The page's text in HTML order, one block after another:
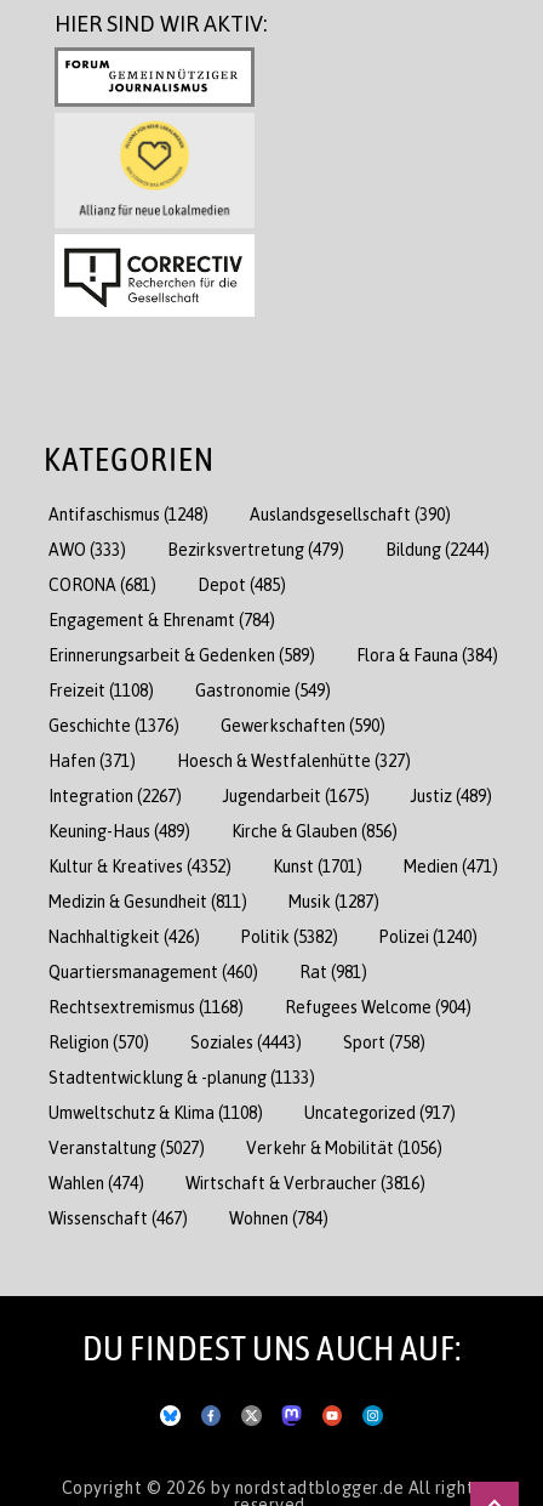
HIER SIND WIR AKTIV:
KATEGORIEN
Antifaschismus (1248) Auslandsgesellschaft (390)
AWO (333) Bezirksvertretung(479) Bildung(2244)
CORONA (681) Depot (485)
Engagement & Ehrenamt (784)
Erinnerungsarbeit & Gedenken (589) Flora & Fauna (384)
Freizeit (1108) Gastronomie (549)
Geschichte (1376) Gewerkschaften (590)
Hafen (371) Hoesch & Westfalenhütte (327)
Integration (2267) Jugendarbeit (1675) Justiz(489)
Keuning-Haus (489) Kirche & Glauben (856)
Kultur & Kreatives (4352) Kunst (1701) Medien (471)
Medizin & Gesundheit (811) Musik (1287)
Nachhaltigkeit (426) Politik (5382) Polizei (1240)
Quartiersmanagement (460) Rat (981)
Rechtsextremismus (1168) Refugees Welcome (904)
Religion (570) Soziales (4443) Sport (758)
Stadtentwicklung & -planung(1133)
Umweltschutz & Klima (1108) Uncategorized (917)
Veranstaltung(5027) Verkehr & Mobilität (1056)
Wahlen (474) Wirtschaft & Verbraucher(3816)
Wissenschaft (467) Wohnen (784)
DU FINDEST UNS AUCH AUF:
Copyright © 2026 by nordstadtblogger.de All rights